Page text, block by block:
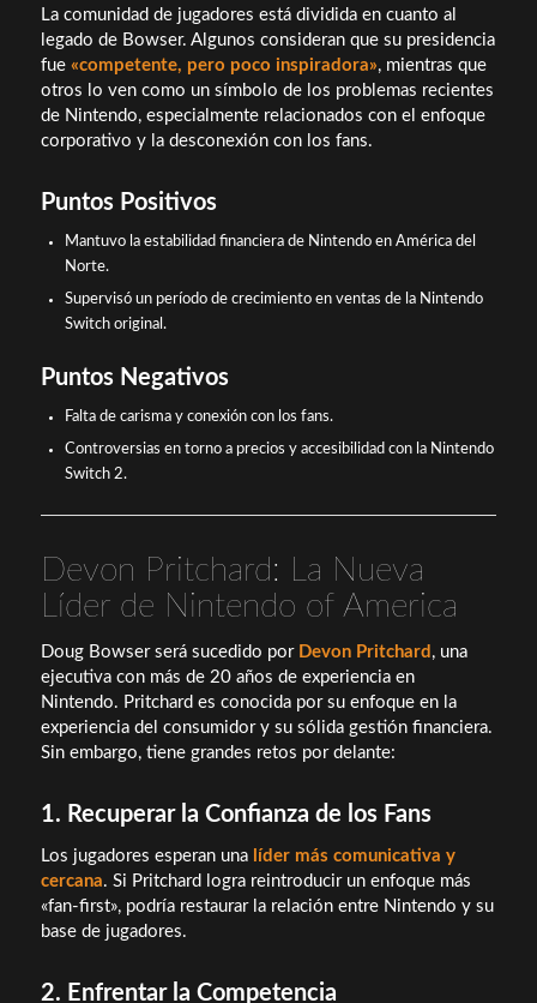
La comunidad de jugadores está dividida en cuanto al
legado de Bowser. Algunos consideran que su presidencia
fue «competente, pero poco inspiradora», mientras que
otros lo ven como un símbolo de los problemas recientes
de Nintendo, especialmente relacionados con el enfoque
corporativo y la desconexión con los fans.
Puntos Positivos
Mantuvo la estabilidad financiera de Nintendo en América del
Norte.
Supervisó un período de crecimiento en ventas de la Nintendo
Switch original.
Puntos Negativos
Falta de carisma y conexión con los fans.
Controversias en torno a precios y accesibilidad con la Nintendo
Switch 2.
Devon Pritchard: La Nueva
Líder de Nintendo of America
Doug Bowser será sucedido por Devon Pritchard , una
ejecutiva con más de 20 años de experiencia en
Nintendo. Pritchard es conocida por su enfoque en la
experiencia del consumidor y su sólida gestión financiera.
Sin embargo, tiene grandes retos por delante:
1. Recuperar la Confianza de los Fans
Los jugadores esperan una líder más comunicativa y
cercana. Si Pritchard logra reintroducir un enfoque más
«fan-first», podría restaurar la relación entre Nintendo y su
base de jugadores.
2. Enfrentar la Competencia